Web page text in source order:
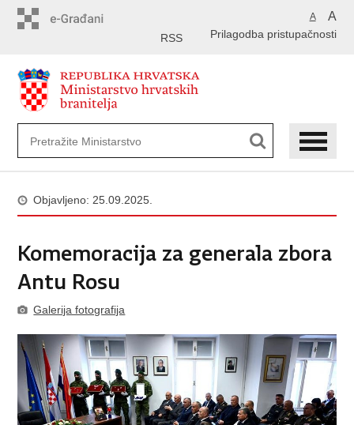
A A
Prilagodba pristupačnosti
RSS
Objavljeno: 25.09.2025.
Komemoracija za generala zbora
Antu Rosu
Galerija fotografija